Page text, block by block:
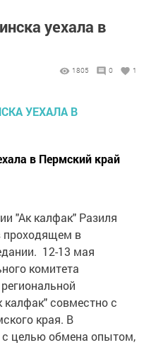
уехала в
1805 0 1
в Пермский край
"Ак калфак" Разиля
проходящем в
12-13 мая
комитета
калфак" совместно с
края. В
с целью обмена опытом,